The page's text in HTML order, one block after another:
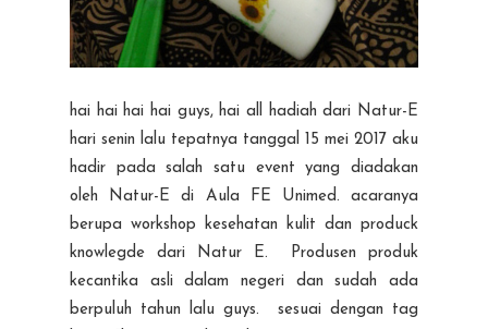
hai hai hai hai guys, hai all hadiah dari Natur-E
hari senin lalu tepatnya tanggal 15 mei 2017 aku
hadir pada salah satu event yang diadakan
oleh Natur-E di Aula FE Unimed. acaranya
berupa workshop kesehatan kulit dan produck
knowlegde dari Natur E. Produsen produk
kecantika asli dalam negeri dan sudah ada
berpuluh tahun lalu guys. sesuai dengan tag